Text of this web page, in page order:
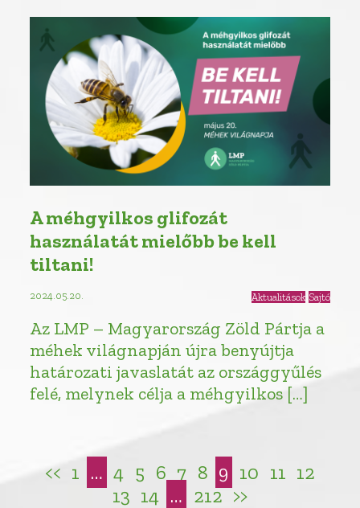
A méhgyilkos glifozát
használatát mielőbb be kell
tiltani!
2024.05.20. Aktualitások Sajtó
Az LMP – Magyarország Zöld Pártja a
méhek világnapján újra benyújtja
határozati javaslatát az országgyűlés
felé, melynek célja a méhgyilkos […]
<< 1 … 4 5 6 7 8 9 10 11 12
13 14 … 212 >>